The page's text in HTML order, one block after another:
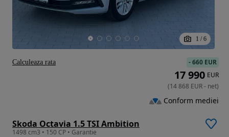
1 / 6
Skoda Octavia 1.5 TSI Ambition
1498 cm3 • 150 CP • Garantie
-660 EUR
17 990 EUR
(14 868 EUR- net)
Conform mediei
Calculeaza rata